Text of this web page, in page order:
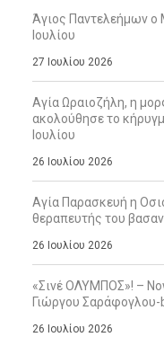
Άγιος Παντελεήμων ο
Ιουλίου
27 Ιουλίου 2026
Αγία Ωραιοζήλη, η
ακολούθησε το
Ιουλίου
26 Ιουλίου 2026
Αγία Παρασκευή η
θεραπευτής του
26 Ιουλίου 2026
«Σινέ ΟΛΥΜΠΟΣ»! –
Γιώργου
26 Ιουλίου 2026